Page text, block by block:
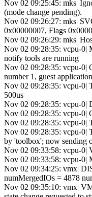
Nov 02 09:25:45: mks|
(mode change pending).
Nov 02 09:26:27: mks|
0x00000007, Flags
Nov 02 09:26:29: mks|
Nov 02 09:28:35: vcpu-0|
notify tools are running
Nov 02 09:28:35: vcpu-0|
number 1, guest
Nov 02 09:28:35: vcpu-0|
500us
Nov 02 09:28:35: vcpu-0|
Nov 02 09:28:35: vcpu-0|
Nov 02 09:28:35: vcpu-0|
Nov 02 09:28:35: vcpu-0|
by 'toolbox'; now sending
Nov 02 09:33:58: vcpu-0|
Nov 02 09:33:58: vcpu-0|
Nov 02 09:34:25: vmx|
numMergedIOs = 4878
Nov 02 09:35:10: vmx|